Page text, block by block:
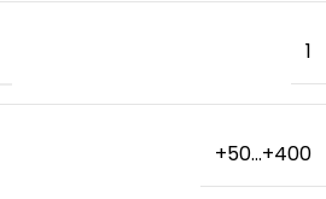
1
+50...+400